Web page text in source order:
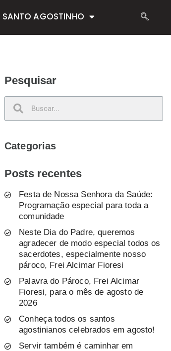
SANTO AGOSTINHO
Pesquisar
Categorias
Posts recentes
Festa de Nossa Senhora da Saúde:
Programação especial para toda a
comunidade
Neste Dia do Padre, queremos
agradecer de modo especial todos os
sacerdotes, especialmente nosso
pároco, Frei Alcimar Fioresi
Palavra do Pároco, Frei Alcimar
Fioresi, para o mês de agosto de
2026
Conheça todos os santos
agostinianos celebrados em agosto!
Servir também é caminhar em